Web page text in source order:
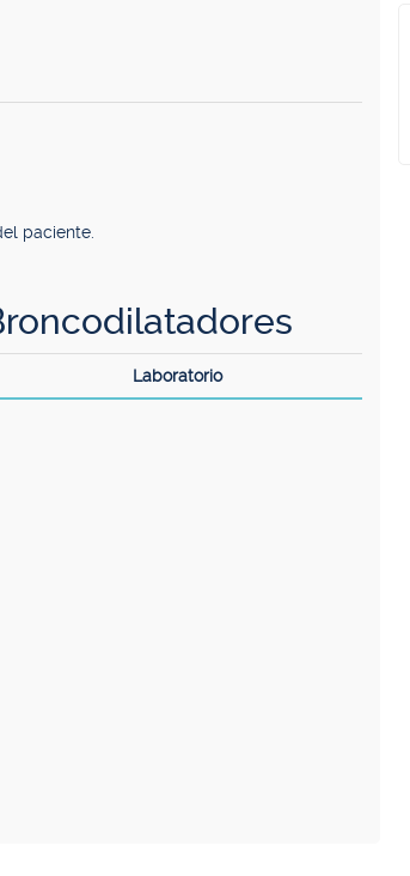
paciente.
Laboratorio